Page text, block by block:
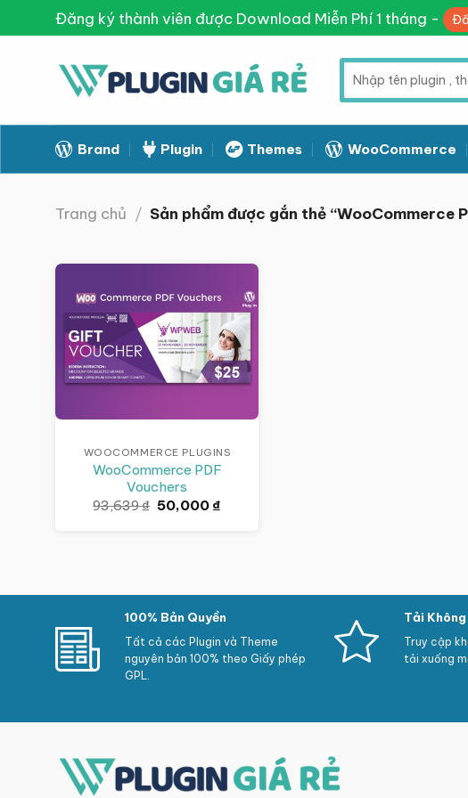
to
Đăng ký thành viên được Download Miễn Phí 1 tháng -
Tìm
kiếm:
Brand Plugin Themes WooCommerce
Trang chủ / Sản phẩm được gắn thẻ “WooCommerce
WOOCOMMERCE PLUGINS
WooCommerce PDF
Vouchers
93,639₫ Giá
50,000 ₫Giá
100% Bản Quyền
Tất cả các Plugin và Theme
nguyên bản 100% theo Giấy phép
GPL.
Tải
Truy cập
tải xuống